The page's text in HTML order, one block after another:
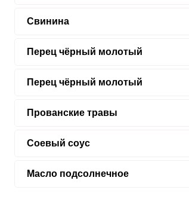
Свинина
Перец чёрный молотый
Перец чёрный молотый
Прованские травы
Соевый соус
Масло подсолнечное